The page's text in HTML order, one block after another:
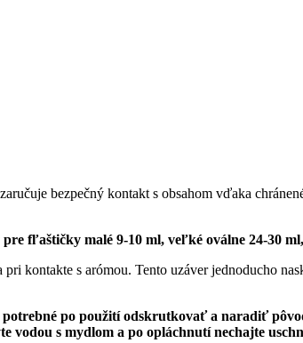
bezpečný kontakt s obsahom vďaka
fľaštičky malé 9-10 ml, veľké oválne 24-30
pri kontakte s arómou. Tento uzáver jednoducho
po použití odskrutkovať a naradiť
vodou s mydlom a po opláchnutí nechajte